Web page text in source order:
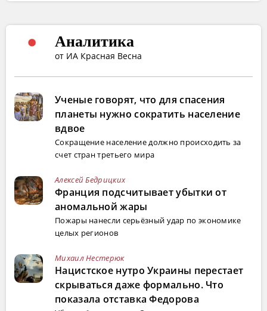
Аналитика
от ИА Красная Весна
Ученые говорят, что для спасения
планеты нужно сократить население
вдвое
Сокращение население должно происходить за
счет стран третьего мира
Алексей Бедрицких
Франция подсчитывает убытки от
аномальной жары
Пожары нанесли серьёзный удар по экономике
целых регионов
Михаил Нестерюк
Нацистское нутро Украины перестает
скрываться даже формально. Что
показала отставка Федорова